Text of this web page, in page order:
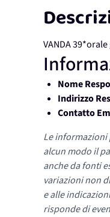
VANDA
Nome
Indirizzo
Contatto
Le
alcun modo il
anche da fonti
variazioni non
e alle
risponde di